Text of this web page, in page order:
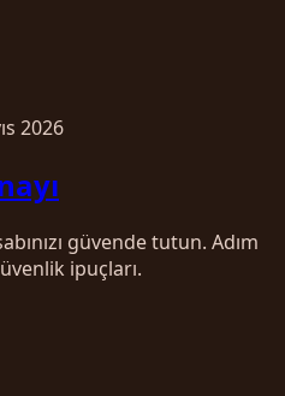
2026
güvende tutun. Adım
ipuçları.